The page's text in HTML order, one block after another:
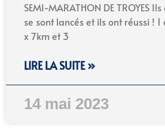
SEMI-MARATHON DE TROYES
se sont lancés et ils ont réussi !
x 7km et 3
LIRE LA SUITE »
14 mai 2023